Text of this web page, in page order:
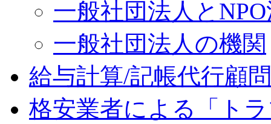
一般社団法人と
一般社団法人の機関
給与計算/記帳代行顧問
格安業者による「ト